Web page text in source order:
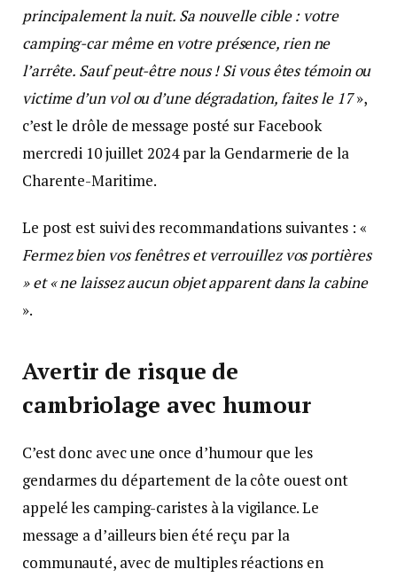
principalement la nuit. Sa nouvelle cible : votre
camping-car même en votre présence, rien ne
l’arrête. Sauf peut-être nous ! Si vous êtes témoin ou
victime d’un vol ou d’une dégradation, faites le 17»,
c’est le drôle de message posté sur Facebook
mercredi 10 juillet 2024 par la Gendarmerie de la
Charente-Maritime.
Le post est suivi des recommandations suivantes : «
Fermez bien vos fenêtres et verrouillez vos portières
» et « ne laissez aucun objet apparent dans la cabine
».
Avertir de risque de
cambriolage avec humour
C’est donc avec une once d’humour que les
gendarmes du département de la côte ouest ont
appelé les camping-caristes à la vigilance. Le
message a d’ailleurs bien été reçu par la
communauté, avec de multiples réactions en